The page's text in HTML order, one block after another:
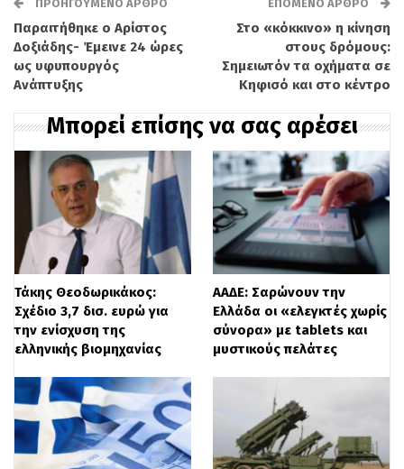
Φορολογούμενοι και λογιστές θα πρέπει
να ελέγξουν ιδιαίτερα 4 σημεία:
εάν έχουν αναγραφεί σωστά οι τόκοι
καταθέσεων και δανείων καθώς
πέρυσι είχαν διαπιστωθεί αρκετά
λάθη και παραλείψεις
εάν έχουν αναρτηθεί τα επιδόματα
των συνταξιούχων
εάν έχουν γίνει σωστά οι
παρακρατήσεις ελεύθερων
επαγγελματιών
να δώσουν προσοχή στα τεκμήρια
διαβίωσης
ΠΡΟΗΓΟΎΜΕΝΟ ΆΡΘΡΟ
Παραιτήθηκε ο Αρίστος
Δοξιάδης- Έμεινε 24 ώρες
ως υφυπουργός
Ανάπτυξης
ΕΠΌΜΕΝΟ ΆΡΘΡΟ
Στο «κόκκινο» η κίνηση
στους δρόμους:
Σημειωτόν τα οχήματα σε
Κηφισό και στο κέντρο
Μπορεί επίσης να σας αρέσει
Τάκης Θεοδωρικάκος:
Σχέδιο 3,7 δισ. ευρώ για
την ενίσχυση της
ελληνικής βιομηχανίας
ΑΑΔΕ: Σαρώνουν την
Ελλάδα οι «ελεγκτές χωρίς
σύνορα» με tablets και
μυστικούς πελάτες